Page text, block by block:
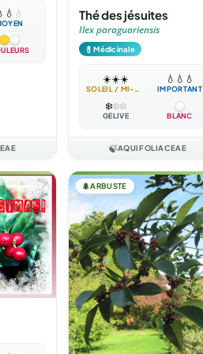
💧 💧 Thé des jésuites
Ilex paraguariensis
💊Médicinale
☀️☀️☀️
SOLEIL / MI-OMBRE
💧 💧 💧
IMPORTANT
❄️❄️❄️
GÉLIVE BLANC
🍃AQUIFOLIACEAE
🌲ARBUSTE